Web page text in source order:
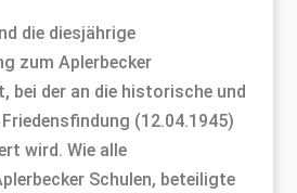
die diesjährige
zum Aplerbecker
bei der an die historische und
(12.04.1945)
wird. Wie alle
Schulen, beteiligte